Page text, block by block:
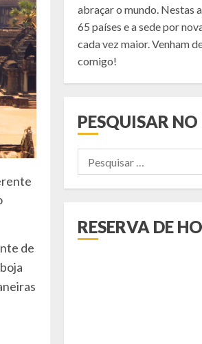
de
abraçar o mundo. Nestas
65 países e a sede por
cada vez maior. Venham
comigo!
PESQUISAR NO
Pesquisar
por:
RESERVA DE